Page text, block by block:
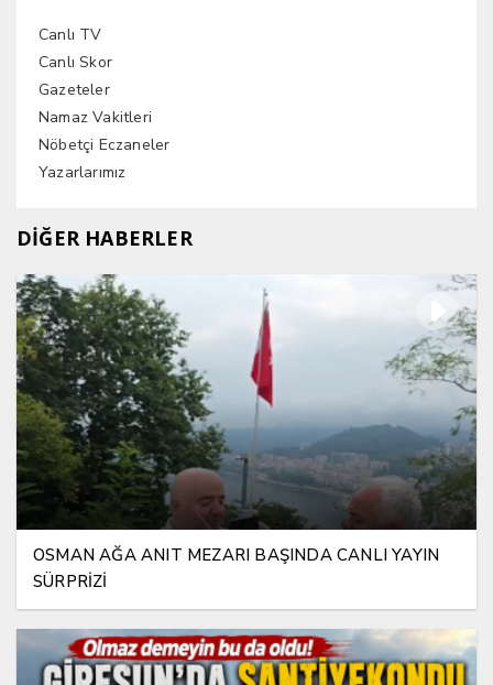
Canlı TV
Canlı Skor
Gazeteler
Namaz Vakitleri
Nöbetçi Eczaneler
Yazarlarımız
DİĞER HABERLER
OSMAN AĞA ANIT MEZARI BAŞINDA CANLI YAYIN
SÜRPRİZİ